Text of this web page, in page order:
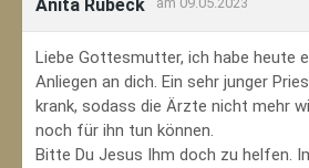
Anita Rubeck
Liebe Gottesmutter, ich habe heute
Anliegen an dich. Ein sehr junger
krank, sodass die Ärzte nicht mehr
noch für ihn tun können.
Bitte Du Jesus Ihm doch zu helfen.